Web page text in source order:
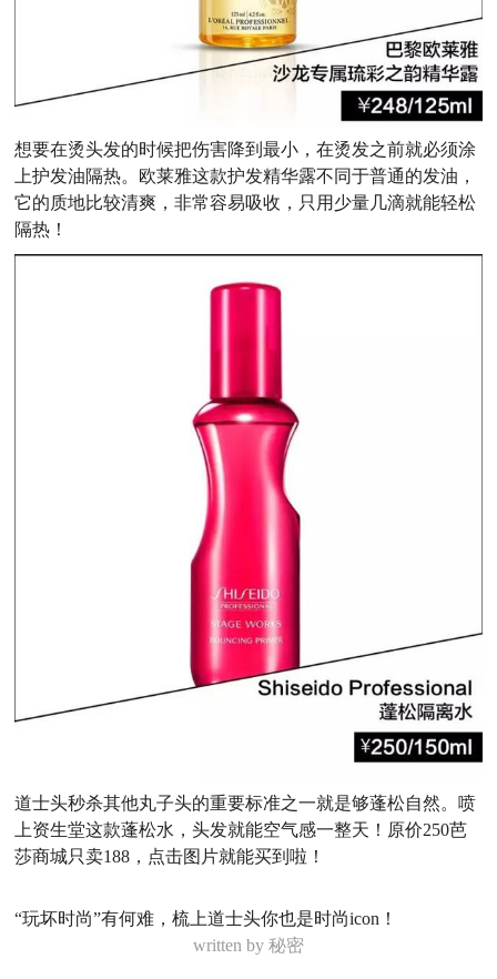
想要在烫头发的时候把伤害降到最小，在烫发之前就必须涂
上护发油隔热。欧莱雅这款护发精华露不同于普通的发油，
它的质地比较清爽，非常容易吸收，只用少量几滴就能轻松
隔热！
道士头秒杀其他丸子头的重要标准之一就是够蓬松自然。喷
上资生堂这款蓬松水，头发就能空气感一整天！原价250芭
莎商城只卖188， 点击图片就能买到啦！
“玩坏时尚”有何难，梳上道士头你也是时尚icon！
written by 秘密